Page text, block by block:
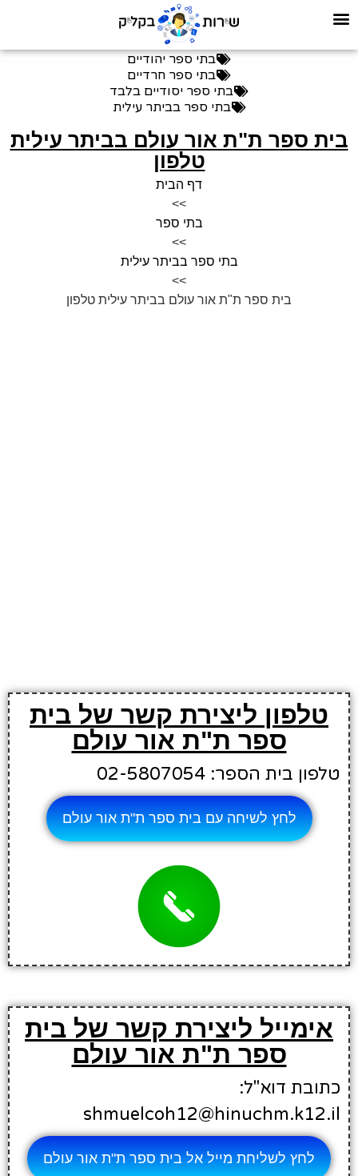
בתי ספר יהודיים
בתי ספר חרדיים
בתי ספר יסודיים בלבד
בתי ספר בביתר עילית
בית ספר ת"ת אור עולם בביתר עילית
טלפון
דף הבית
>>
בתי ספר
>>
בתי ספר בביתר עילית
>>
בית ספר ת"ת אור עולם בביתר עילית טלפון
טלפון ליצירת קשר של בית
ספר ת"ת אור עולם
טלפון בית הספר: 02-5807054
לחץ לשיחה עם בית ספר ת"ת אור עולם
אימייל ליצירת קשר של בית
ספר ת"ת אור עולם
כתובת דוא"ל:
shmuelcoh12@hinuchm.k12.il
לחץ לשליחת מייל אל בית ספר ת"ת אור עולם